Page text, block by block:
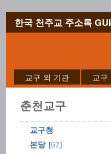
한국 천주교 주소록
교구 외 기관 교구
춘천교구
교구청
본당 [62]